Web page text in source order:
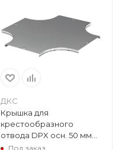
ДКС
Крышка для
крестообразного
отвода DPX осн. 50 мм
38060
Под заказ